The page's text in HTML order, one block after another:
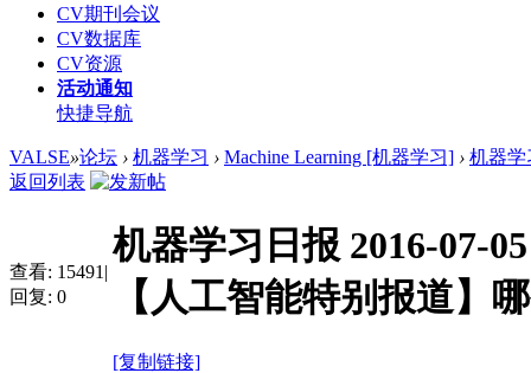
CV期刊会议
CV数据库
CV资源
活动通知
快捷导航
VALSE»论坛 › 机器学习 › Machine Learning [机器学习] › 机器学
返回列表
查看: 15491 |
回复: 0
机器学习日报 2016-07-
【人工智能特别报道】
[复制链接]